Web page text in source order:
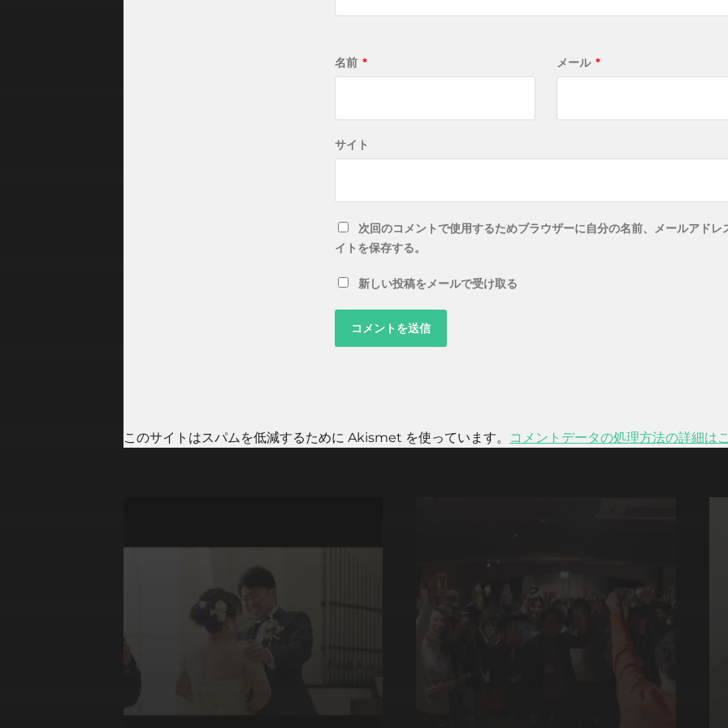
名前 * メール *
サイト
次回のコメントで使用するためブラウザーに自分の名前、メールアドレ
イトを保存する。
新しい投稿をメールで受け取る
このサイトはスパムを低減するために Akismet を使っています。 コメントデータの処理方法の詳細は